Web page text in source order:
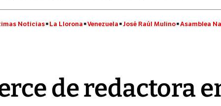
Noticias La Llorona Venezuela José Raúl Mulino Asamblea
de redactora